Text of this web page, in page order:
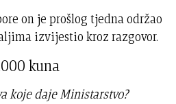
on je prošlog tjedna održao
izvijestio kroz razgovor.
kuna
koje daje Ministarstvo?